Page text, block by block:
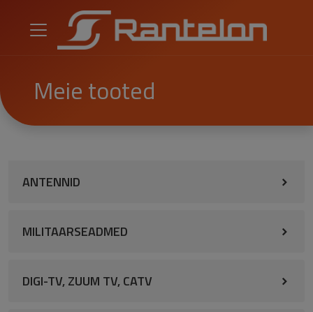
Meie tooted
ANTENNID
MILITAARSEADMED
DIGI-TV, ZUUM TV, CATV